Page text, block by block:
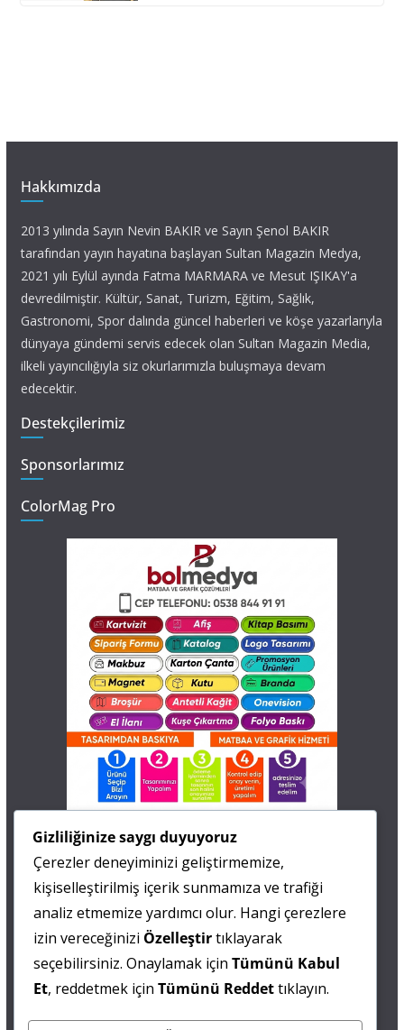
Hakkımızda
2013 yılında Sayın Nevin BAKIR ve Sayın Şenol BAKIR
tarafından yayın hayatına başlayan Sultan Magazin Medya,
2021 yılı Eylül ayında Fatma MARMARA ve Mesut IŞIKAY'a
devredilmiştir. Kültür, Sanat, Turizm, Eğitim, Sağlık,
Gastronomi, Spor dalında güncel haberleri ve köşe yazarlarıyla
dünyaya gündemi servis edecek olan Sultan Magazin Media,
ilkeli yayıncılığıyla siz okurlarımızla buluşmaya devam
edecektir.
Destekçilerimiz
Sponsorlarımız
ColorMag Pro
0 505 677 40 87
Fatma MARMARA
0 538 844 90 90
Mesut IŞIKAY
Gizliliğinize saygı duyuyoruz
Çerezler deneyiminizi geliştirmemize,
kişiselleştirilmiş içerik sunmamıza ve trafiği
analiz etmemize yardımcı olur. Hangi çerezlere
izin vereceğinizi Özelleştirtıklayarak
seçebilirsiniz. Onaylamak için Tümünü Kabul
Et, reddetmek için Tümünü Reddettıklayın.